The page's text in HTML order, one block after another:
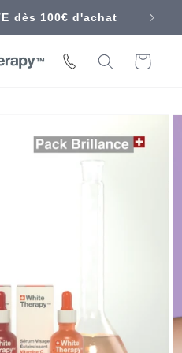
dès 100€ d'achat
Panier